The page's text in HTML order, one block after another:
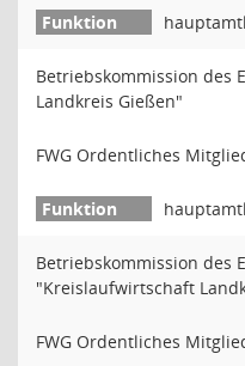
Betriebskommission des
Landkreis Gießen"
FWG Ordentliches
Betriebskommission des
"Kreislaufwirtschaft
FWG Ordentliches